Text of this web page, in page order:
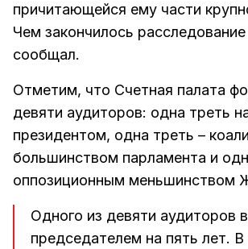
причитающейся ему части
Чем закончилось
сообщал.
Отметим, что Счетная палата
девяти аудиторов: одна треть
президентом, одна треть –
большинством парламента и
оппозиционным меньшинством
Одного из девяти аудиторов
председателем на пять лет.